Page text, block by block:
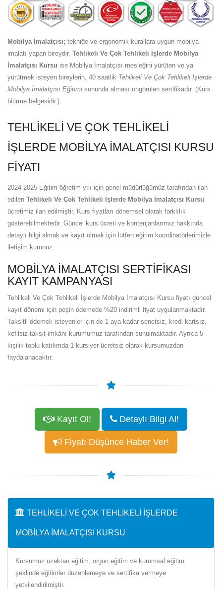
Mobilya İmalatçısı; tekniğe ve ergonomik kurallara uygun mobilya
imalatı yapan bireydir. Tehlikeli Ve Çok Tehlikeli İşlerde Mobilya
İmalatçısı Kursu ise Mobilya İmalatçısı mesleğini yürüten ve ya
yürütmek isteyen bireylerin, 40 saatlik Tehlikeli Ve Çok Tehlikeli İşlerde
Mobilya İmalatçısı Eğitimi sonunda alması öngörülen sertifikadır. (Kurs
bitirme belgesidir.)
TEHLIKELI VE ÇOK TEHLIKELI
İŞLERDE MOBILYA İMALATÇISI KURSU
FIYATI
2024-2025 Eğitim öğretim yılı için genel müdürlüğümüz tarafından ilan
edilen Tehlikeli Ve Çok Tehlikeli İşlerde Mobilya İmalatçısı Kursu
ücretimiz ilan edilmiştir. Kurs fiyatları dönemsel olarak farklılık
gösterebilmektedir. Güncel kurs ücreti ve kontenjanlarımız hakkında
detaylı bilgi almak ve kayıt olmak için lütfen eğitim koordinatörlerimizle
iletişim kurunuz.
MOBILYA İMALATÇISI SERTIFIKASI
KAYIT KAMPANYASI
Tehlikeli Ve Çok Tehlikeli İşlerde Mobilya İmalatçısı Kursu fiyatı güncel
kayıt dönemi için peşin ödemede %20 indirimli fiyat uygulanmaktadır.
Taksitli ödemek isteyenler için de 1 aya kadar senetsiz, kredi kartsız,
kefilsiz taksit imkânı kurumumuz tarafından sunulmaktadır. Ayrıca 5
kişilik toplu katılımda 1 kursiyer ücretsiz olarak kursumuzdan
faydalanacaktır.
Kayıt Ol! Detaylı Bilgi Al!
Fiyatı Düşünce Haber Ver!
TEHLIKELI VE ÇOK TEHLIKELI İŞLERDE
MOBILYA İMALATÇISI KURSU
Kursumuz uzaktan eğitim, örgün eğitim ve kurumsal eğitim
şeklinde eğitimler düzenlemeye ve sertifika vermeye
yetkilendirilmiştir.